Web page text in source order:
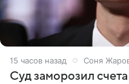
15 часов назад Соня
Суд заморозил